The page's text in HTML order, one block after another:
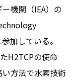
機関（IEA）の
加している。
H2TCPの使命
方法で水素技術